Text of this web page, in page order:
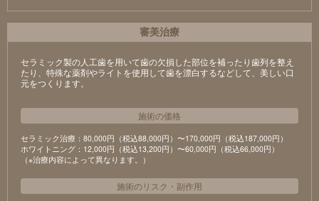
審美治療
セラミック製の⼈⼯⻭を⽤いて⻭の⽋損した部位を補ったり⻭列を整え
たり、特殊な薬剤やライトを使⽤して⻭を漂⽩するなどして、美しい⼝
元をつくります。
施術の価格
セラミック治療：80,000円（税込88,000円）〜170,000円（税込187,000円）
ホワイトニング：12,000円（税込13,200円）〜60,000円（税込66,000円）
（※治療内容によって異なります。）
施術のリスク ・ 副作用